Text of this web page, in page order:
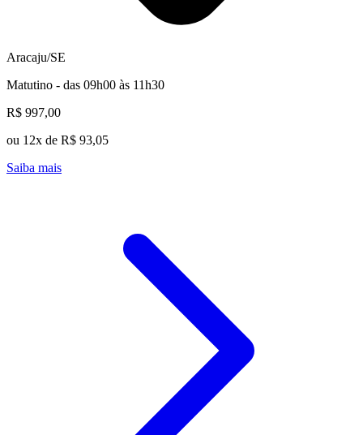
Aracaju/SE
Matutino - das 09h00 às 11h30
R$ 997,00
ou 12x de R$ 93,05
Saiba mais